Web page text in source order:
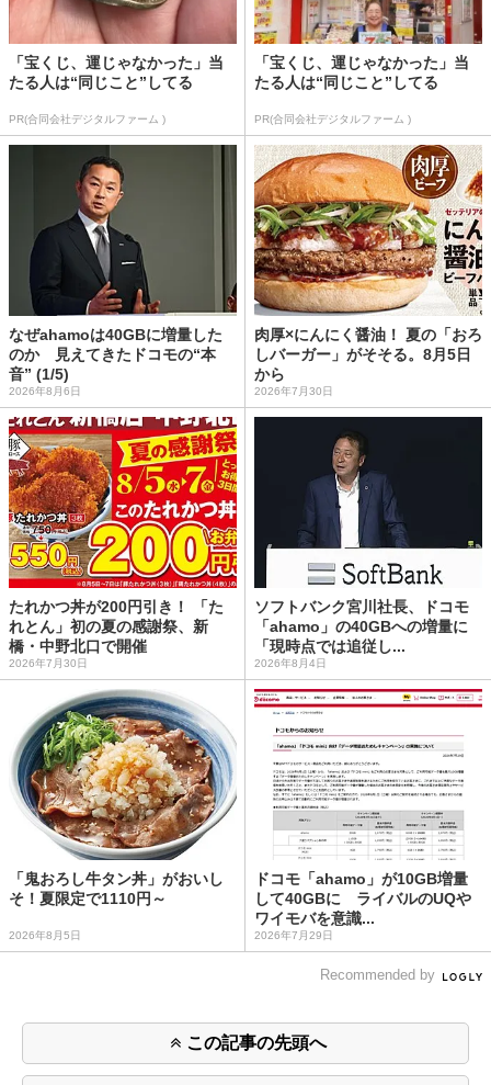
「宝くじ、運じゃなかった」当
たる人は“同じこと”してる
PR(合同会社デジタルファーム )
「宝くじ、運じゃなかった」当
たる人は“同じこと”してる
PR(合同会社デジタルファーム )
なぜahamoは40GBに増量した
のか 見えてきたドコモの“本
音” (1/5)
2026年8月6日
肉厚×にんにく醤油！ 夏の「おろ
しバーガー」がそそる。8月5日
から
2026年7月30日
たれかつ丼が200円引き！ 「た
れとん」初の夏の感謝祭、新
橋・中野北口で開催
2026年7月30日
ソフトバンク宮川社長、ドコモ
「ahamo」の40GBへの増量に
「現時点では追従し...
2026年8月4日
「鬼おろし牛タン丼」がおいし
そ！夏限定で1110円～
2026年8月5日
ドコモ「ahamo」が10GB増量
して40GBに ライバルのUQや
ワイモバを意識...
2026年7月29日
Recommended by
この記事の先頭へ